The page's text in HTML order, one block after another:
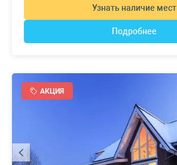
Узнать наличие мест
Подробнее
АКЦИЯ